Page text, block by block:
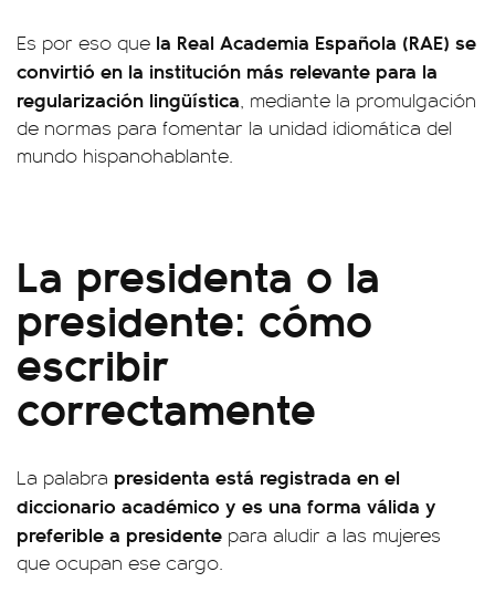
Es por eso que la Real Academia Española (RAE) se
convirtió en la institución más relevante para la
regularización lingüística, mediante la promulgación
de normas para fomentar la unidad idiomática del
mundo hispanohablante.
La presidenta o la
presidente: cómo
escribir
correctamente
La palabra presidenta está registrada en el
diccionario académico y es una forma válida y
preferible a presidente para aludir a las mujeres
que ocupan ese cargo.